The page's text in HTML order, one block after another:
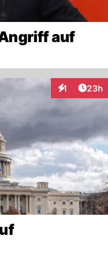
auf
1
Interaktionen
23h